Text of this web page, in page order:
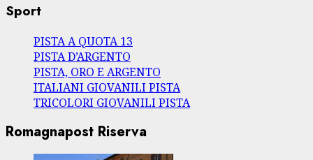
Sport
PISTA A QUOTA 13
PISTA D’ARGENTO
PISTA, ORO E ARGENTO
ITALIANI GIOVANILI PISTA
TRICOLORI GIOVANILI PISTA
Romagnapost Riserva